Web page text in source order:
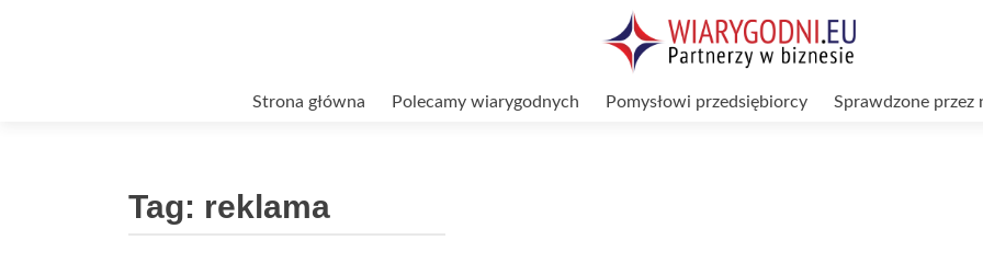
Strona główna Polecamy wiarygodnych Pomysłowi przedsiębiorcy Sprawdzone przez
Tag: reklama